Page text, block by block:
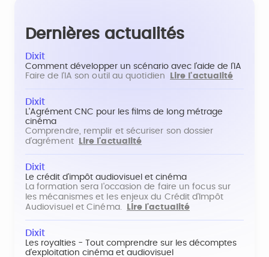
Dernières actualités
Dixit
Comment développer un scénario avec l'aide de l'IA
Faire de l'IA son outil au quotidien
Lire l'actualité
Dixit
L'Agrément CNC pour les films de long métrage
cinéma
Comprendre, remplir et sécuriser son dossier
d'agrément
Lire l'actualité
Dixit
Le crédit d'impôt audiovisuel et cinéma
La formation sera l'occasion de faire un focus sur
les mécanismes et les enjeux du Crédit d'Impôt
Audiovisuel et Cinéma.
Lire l'actualité
Dixit
Les royalties - Tout comprendre sur les décomptes
d'exploitation cinéma et audiovisuel